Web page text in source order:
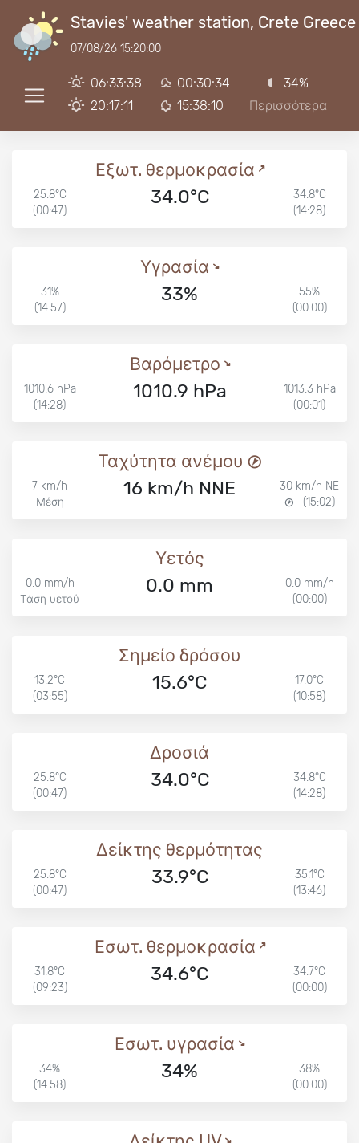
Stavies' weather station, Crete Greece
07/08/26 15:20:00
06:33:38
20:17:11
00:30:34
15:38:10
34%
Περισσότερα
Εξωτ. θερμοκρασία
25.8°C
(00:47)
34.0°C
34.8°C
(14:28)
Υγρασία
31%
(14:57)
33%
55%
(00:00)
Βαρόμετρο
1010.6 hPa
(14:28)
1010.9 hPa
1013.3 hPa
(00:01)
Ταχύτητα ανέμου
7 km/h
Μέση
16 km/h NNE
30 km/h NE
(15:02)
Υετός
0.0 mm/h
Τάση υετού
0.0 mm
0.0 mm/h
(00:00)
Σημείο δρόσου
13.2°C
(03:55)
15.6°C
17.0°C
(10:58)
Δροσιά
25.8°C
(00:47)
34.0°C
34.8°C
(14:28)
Δείκτης θερμότητας
25.8°C
(00:47)
33.9°C
35.1°C
(13:46)
Εσωτ. θερμοκρασία
31.8°C
(09:23)
34.6°C
34.7°C
(00:00)
Εσωτ. υγρασία
34%
(14:58)
34%
38%
(00:00)